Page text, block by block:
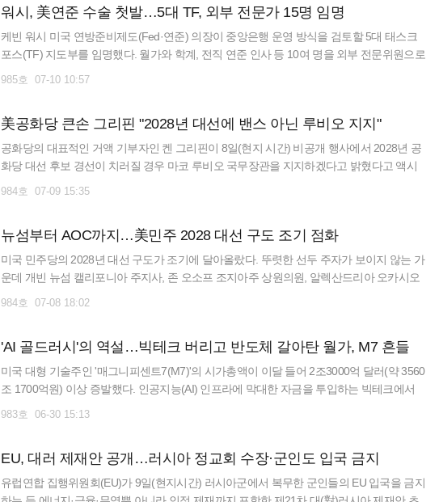
워시, 美연준 수술 첫발…5대 TF, 외부 전문가 15명 임명
케빈 워시 미국 연방준비제도(Fed·연준) 의장이 중앙은행 운영 방식을 검토할 5대 태스크
포스(TF) 지도부를 임명했다. 월가와 학계, 전직 연준 인사 등 10여 명을 외부 전문위원으로
것에 따른 것이다. 구체적인 시한은 공개되지 않았으나, 워시 의장은 올해 안에 변화가 있을
것이라고 시사한 바 있다. ◆5대 TF, 외부 전문가 3명씩…전 영란은행 총재·노벨상 수상자
등 5대 TF는 ▲연준의 커뮤니케이션 ▲대차대조표 ▲데이터 ▲생산성 및 고용 ▲인플레이
전 영란은행 총재 머빈 킹을 비롯해 뉴욕 연방준비은행 출신 피터 R. 피셔, 전 브라질 중앙
의장이 비판해 온 연준의 소통 방식 전반을 검토할 예정이다. 대차대조표 TF는 버락 오바마
이 연준의 양적완화 정책이 오히려 자산 시장의 양극화를 야기했다고 비판해 온 만큼, 현행
대차대조표 체제의 편익·제도적 함의 등을 분석할 계획이다. 생산성 및 고용 TF는 인공지능
(AI) 등 새로운 기술의 경제적 영향을 평가한다. 도널드 트럼프 미국 대통령 측근이자 암호
터 TF는 연준이 경제 활동을 평가하는데 참고되는 자료를 검토할 계획으로, 전 월마트 임원
맥밀런 등이 총괄한다. 인플레이션 TF는 조지W. 부시 행정부 출신 그레고리 맨큐, 노벨상
수상자 토머스 사전트 등이 선두에 선다. 투자자문회사 에버코어ISI 부회장 크리슈나 구하
는 파이낸셜타임스(FT)에 "인상적인 외부 인사"라며 "비록 일부는 연준의 정통 노선과 다르
지만, 시장·연준 등 모든 이해집단이 신뢰할 만하다"고 분석했다. 연준은 "TF는 연준 직원들
라고 설명했다. 다만 TF 권한은 자문 역할에 그친다. FOMC가 조사 결과에 따라 조치를 취
할 의무는 없다. 월스트리트저널(WSJ)은 "역대 의장들이 FOMC 위원 몇 명에게 소통 방식
개선안을 제안하도록 지시했지만 큰 결과는 없었다"며 "TF의 성패는 단순히 보고서를 잘
985호 07-10 10:57
美공화당 큰손 그리핀 "2028년 대선에 밴스 아닌 루비오 지지"
공화당의 대표적인 거액 기부자인 켄 그리핀이 8일(현지 시간) 비공개 행사에서 2028년 공
화당 대선 후보 경선이 치러질 경우 마코 루비오 국무장관을 지지하겠다고 밝혔다고 액시
했다고 전해졌다. 억만장자 투자자이자 헤지펀드 시타델의 창업자인 그리핀은 과거에도 루
비오를 후원했던 인물로, 2016년 공화당 대선 경선 당시에도 그의 캠프에 기부금을 지원한
바 있다. 이번 행사에서도 루비오가 대선에 출마할 경우 자신이 지원에 나설 것임을 시사한
선거에서만 1억달러 이상을 기부했으며, 당시 미국 전체 정치 후원자 가운데 다섯 번째로
핀의 지지는 정치적·재정적으로 상당한 힘이 될 것으로 전망된다. 이번 발언은 공화당 내부
화적 후원자들은 루비오를 선호하는 반면, 당내 반기득권 성향 인사들은 밴스를 차기 주자
로 지지하는 분위기가 형성되고 있다. 특히 밴스가 부통령으로서 미국의 해외 분쟁 개입에
신중한 입장을 보여온 점도 이러한 지지 기반 형성에 영향을 미친 것으로 분석된다. 다만 루
며, 두 사람 모두 아직 공식적인 출마 의사를 밝히지는 않았다. 그리핀은 그동안 도널드 트
럼프 대통령과도 일정한 거리를 유지해 왔다. 그는 2022년 공화당이 "트럼프를 넘어 차세대
로 나아가야 한다"고 주장했으며, 2024년 공화당 경선에서는 트럼프 대신 니키 헤일리 전
984호 07-09 15:35
뉴섬부터 AOC까지…美민주 2028 대선 구도 조기 점화
미국 민주당의 2028년 대선 구도가 조기에 달아올랐다. 뚜렷한 선두 주자가 보이지 않는 가
운데 개빈 뉴섬 캘리포니아 주지사, 존 오소프 조지아주 상원의원, 알렉산드리아 오카시오
그는 전국적 인지도와 탄탄한 모금망을 갖춘 데다 도널드 트럼프 대통령과 정면으로 맞서
는 정치인이라는 이미지를 구축했다. 최근 부인 제니퍼 시벨 뉴섬과 함께 법무부 조사를 받
고 있다는 사실이 알려졌지만, 일부 민주당 인사들은 오히려 이 일이 트럼프와 맞서는 투사
선에 성공할 경우, 그는 경합주에서 반복해 승리한 드문 민주당 정치인으로 위상이 크게 높
진영에서는 오카시오코르테스 연방 하원의원의 이름이 빠지지 않는다. 뉴욕시장 선거에서
가다. 다만 민주당 사회주의 성향 후보가 본선에서 승리할 수 있느냐는 의문은 여전히 남아
984호 07-08 18:02
'AI 골드러시'의 역설…빅테크 버리고 반도체 갈아탄 월가, M7 흔들
미국 대형 기술주인 '매그니피센트7(M7)'의 시가총액이 이달 들어 2조3000억 달러(약 3560
조 1700억원) 이상 증발했다. 인공지능(AI) 인프라에 막대한 자금을 투입하는 빅테크에서
보인다. 올해 상반기 기준으로도 3% 하락했다. 투자자들은 특히 메타·아마존·MS·알파벳
등 이른바 '하이퍼스케일러'들이 AI 인프라 구축에 쏟아붓는 수천억 달러 규모의 투자가 최
근 수년간의 주가 상승을 정당화할 만큼 충분한 수익으로 이어질 수 있을지 의문을 제기하
983호 06-30 15:13
EU, 대러 제재안 공개…러시아 정교회 수장·군인도 입국 금지
유럽연합 집행위원회(EU)가 9일(현지시간) 러시아군에서 복무한 군인들의 EU 입국을 금지